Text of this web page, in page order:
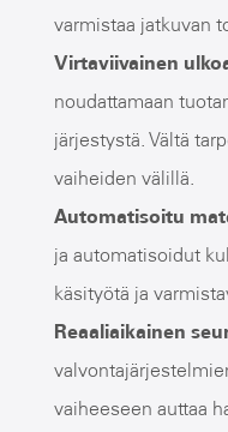
varmistaa jatkuvan
Virtaviivainen
noudattamaan
järjestystä. Vältä
vaiheiden välillä.
Automatisoitu
ja automatisoidut
käsityötä ja
Reaaliaikainen
vaiheeseen auttaa